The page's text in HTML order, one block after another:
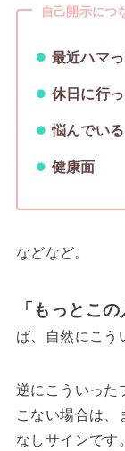
自己開示につ
最近ハマ
休日に行
悩んでい
健康面
などなど。
「もっとこ
ば、自然にこう
逆にこういった
こない場合は
なしサインです。